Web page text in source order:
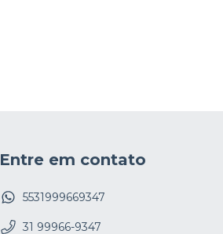
Entre em contato
5531999669347
31 99966-9347